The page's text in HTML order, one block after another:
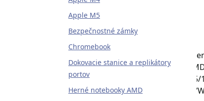
Apple M5
Bezpečnostné zámky
Chromebook
Dokovacie stanice a replikátory
portov
Herné notebooky AMD